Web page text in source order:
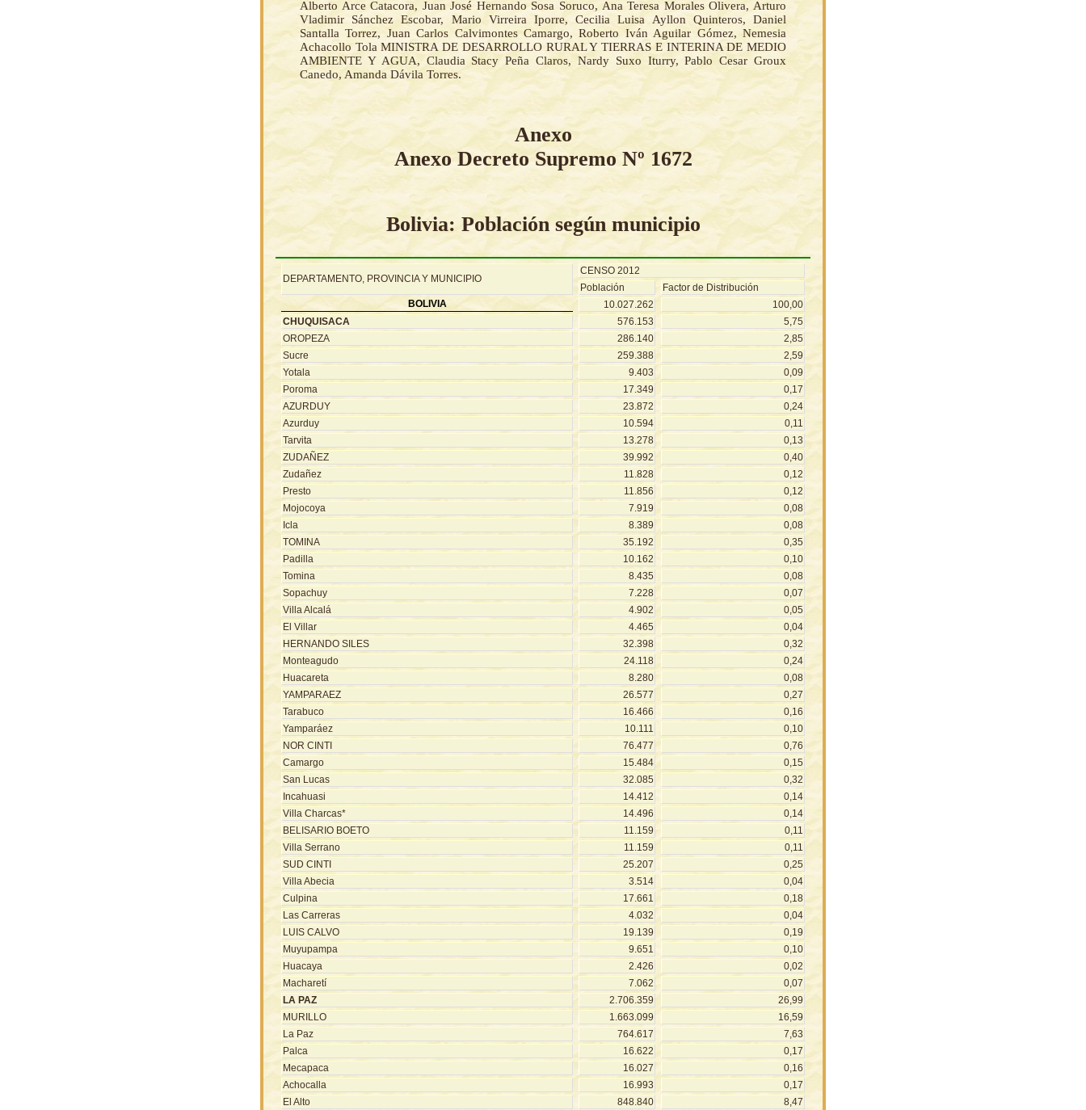
Alberto Arce Catacora, Juan José Hernando Sosa Soruco, Ana Teresa Morales Olivera, Arturo
Vladimir Sánchez Escobar, Mario Virreira Iporre, Cecilia Luisa Ayllon Quinteros, Daniel
Santalla Torrez, Juan Carlos Calvimontes Camargo, Roberto Iván Aguilar Gómez, Nemesia
Achacollo Tola MINISTRA DE DESARROLLO RURAL Y TIERRAS E INTERINA DE MEDIO
AMBIENTE Y AGUA, Claudia Stacy Peña Claros, Nardy Suxo Iturry, Pablo Cesar Groux
Canedo, Amanda Dávila Torres.
Anexo
Anexo Decreto Supremo Nº 1672
Bolivia: Población según municipio
DEPARTAMENTO, PROVINCIA Y MUNICIPIO
CENSO 2012
Población
Factor de Distribución
BOLIVIA
10.027.262
100,00
CHUQUISACA
576.153
5,75
OROPEZA
286.140
2,85
Sucre
259.388
2,59
Yotala
9.403
0,09
Poroma
17.349
0,17
AZURDUY
23.872
0,24
Azurduy
10.594
0,11
Tarvita
13.278
0,13
ZUDAÑEZ
39.992
0,40
Zudañez
11.828
0,12
Presto
11.856
0,12
Mojocoya
7.919
0,08
Icla
8.389
0,08
TOMINA
35.192
0,35
Padilla
10.162
0,10
Tomina
8.435
0,08
Sopachuy
7.228
0,07
Villa Alcalá
4.902
0,05
El Villar
4.465
0,04
HERNANDO SILES
32.398
0,32
Monteagudo
24.118
0,24
Huacareta
8.280
0,08
YAMPARAEZ
26.577
0,27
Tarabuco
16.466
0,16
Yamparáez
10.111
0,10
NOR CINTI
76.477
0,76
Camargo
15.484
0,15
San Lucas
32.085
0,32
Incahuasi
14.412
0,14
Villa Charcas*
14.496
0,14
BELISARIO BOETO
11.159
0,11
Villa Serrano
11.159
0,11
SUD CINTI
25.207
0,25
Villa Abecia
3.514
0,04
Culpina
17.661
0,18
Las Carreras
4.032
0,04
LUIS CALVO
19.139
0,19
Muyupampa
9.651
0,10
Huacaya
2.426
0,02
Macharetí
7.062
0,07
LA PAZ
2.706.359
26,99
MURILLO
1.663.099
16,59
La Paz
764.617
7,63
Palca
16.622
0,17
Mecapaca
16.027
0,16
Achocalla
16.993
0,17
El Alto
848.840
8,47